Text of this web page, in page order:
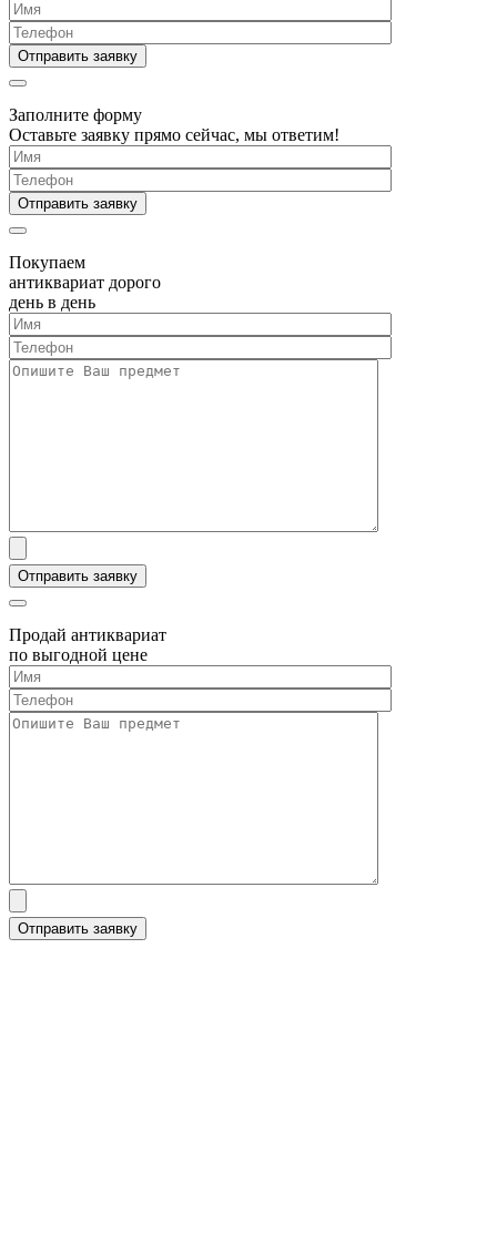
Заполните форму
Оставьте заявку прямо сейчас, мы ответим!
Покупаем
антиквариат дорого
день в день
Продай антиквариат
по выгодной цене